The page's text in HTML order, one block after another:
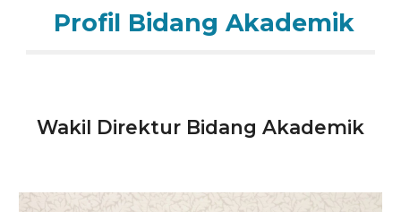
Profil Bidang Akademik
Wakil Direktur Bidang Akademik